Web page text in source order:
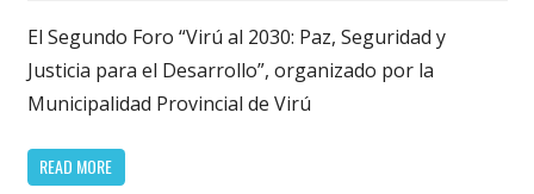
El Segundo Foro “Virú al 2030: Paz, Seguridad y
Justicia para el Desarrollo”, organizado por la
Municipalidad Provincial de Virú
READ MORE